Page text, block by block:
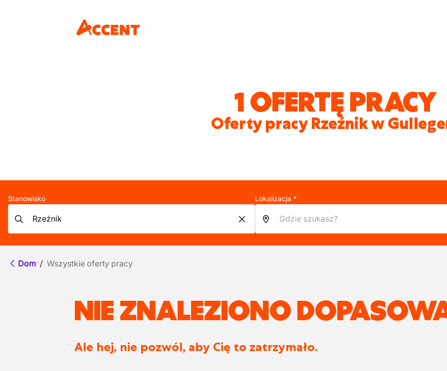
1 OFERTĘ PRACY
Oferty pracy Rzeźnik w
Stanowisko Lokalizacja *
Dom / Wszystkie oferty pracy
NIE ZNALEZIONO
Ale hej, nie pozwól, aby Cię to zatrzymało.